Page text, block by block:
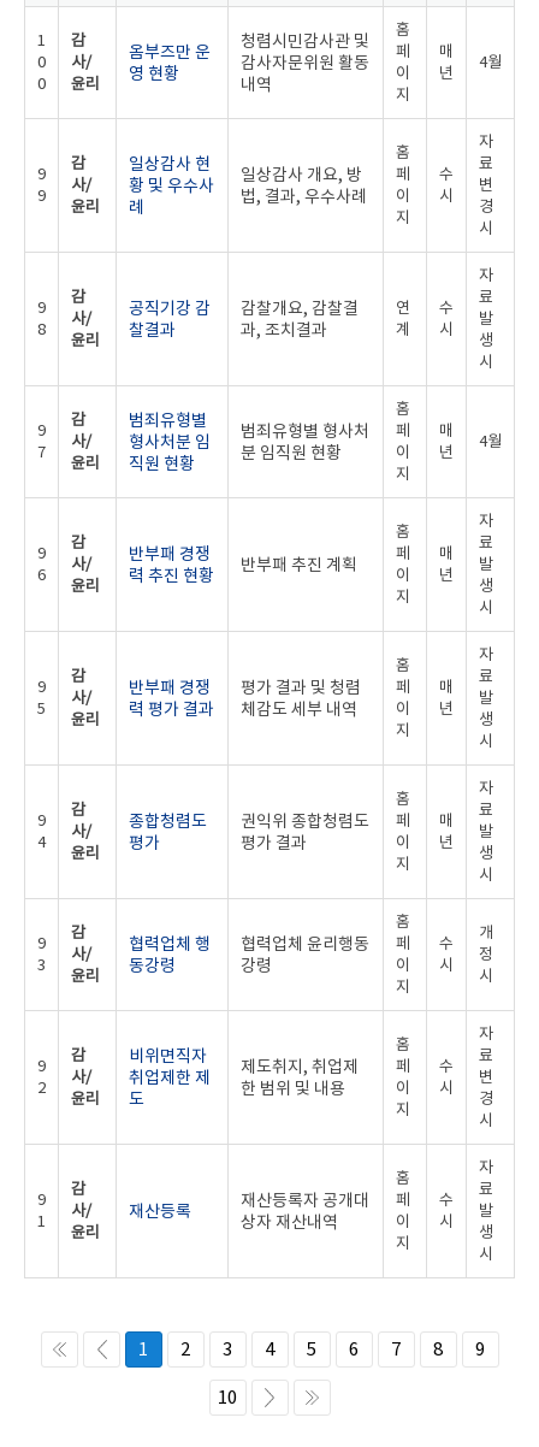
1
0
0
감
사/
윤리
옴부즈만 운
영 현황
청렴시민감사관 및
감사자문위원 활동
내역
홈
페
이
지
매
년
4월
9
9
감
사/
윤리
일상감사 현
황 및 우수사
례
일상감사 개요, 방
법, 결과, 우수사례
홈
페
이
지
수
시
자
료
변
경
시
9
8
감
사/
윤리
공직기강 감
찰결과
감찰개요, 감찰결
과, 조치결과
연
계
수
시
자
료
발
생
시
9
7
감
사/
윤리
범죄유형별
형사처분 임
직원 현황
범죄유형별 형사처
분 임직원 현황
홈
페
이
지
매
년
4월
9
6
감
사/
윤리
반부패 경쟁
력 추진 현황
반부패 추진 계획
홈
페
이
지
매
년
자
료
발
생
시
9
5
감
사/
윤리
반부패 경쟁
력 평가 결과
평가 결과 및 청렴
체감도 세부 내역
홈
페
이
지
매
년
자
료
발
생
시
9
4
감
사/
윤리
종합청렴도
평가
권익위 종합청렴도
평가 결과
홈
페
이
지
매
년
자
료
발
생
시
9
3
감
사/
윤리
협력업체 행
동강령
협력업체 윤리행동
강령
홈
페
이
지
수
시
개
정
시
9
2
감
사/
윤리
비위면직자
취업제한 제
도
제도취지, 취업제
한 범위 및 내용
홈
페
이
지
수
시
자
료
변
경
시
9
1
감
사/
윤리
재산등록
재산등록자 공개대
상자 재산내역
홈
페
이
지
수
시
자
료
발
생
시
1 2 3 4 5 6 7 8 9
10